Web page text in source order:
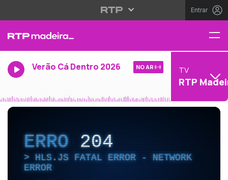
Entrar
Verão Cá Dentro 2026 NO AR TV
RTP
ERRO204
HLS.JS FATAL ERROR - NETWORK
ERROR